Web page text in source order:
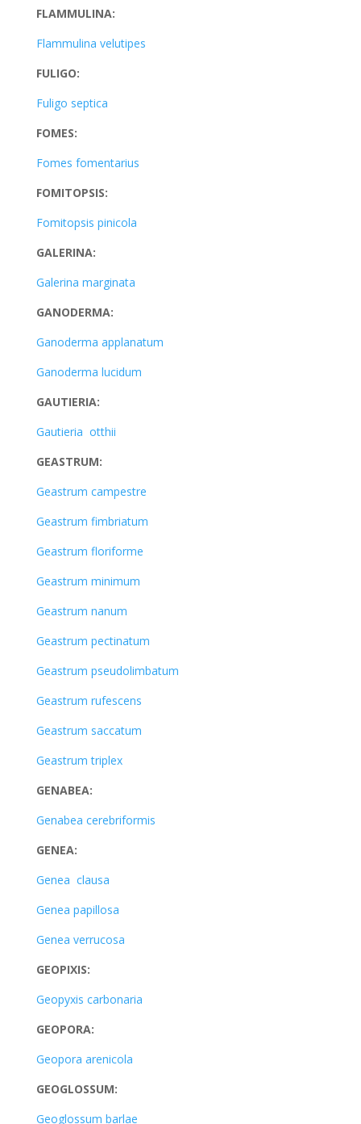
FLAMMULINA:
Flammulina velutipes
FULIGO:
Fuligo septica
FOMES:
Fomes fomentarius
FOMITOPSIS:
Fomitopsis pinicola
GALERINA:
Galerina marginata
GANODERMA:
Ganoderma applanatum
Ganoderma lucidum
GAUTIERIA:
Gautieria otthii
GEASTRUM:
Geastrum campestre
Geastrum fimbriatum
Geastrum floriforme
Geastrum minimum
Geastrum nanum
Geastrum pectinatum
Geastrum pseudolimbatum
Geastrum rufescens
Geastrum saccatum
Geastrum triplex
GENABEA:
Genabea cerebriformis
GENEA:
Genea clausa
Genea papillosa
Genea verrucosa
GEOPIXIS:
Geopyxis carbonaria
GEOPORA:
Geopora arenicola
GEOGLOSSUM:
Geoglossum barlae